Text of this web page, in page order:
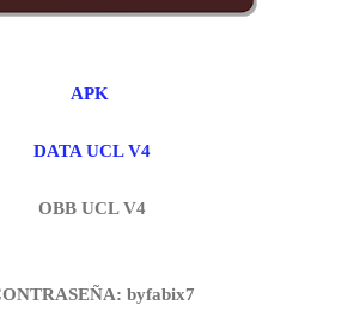
APK
DATA UCL V4
OBB UCL V4
byfabix7